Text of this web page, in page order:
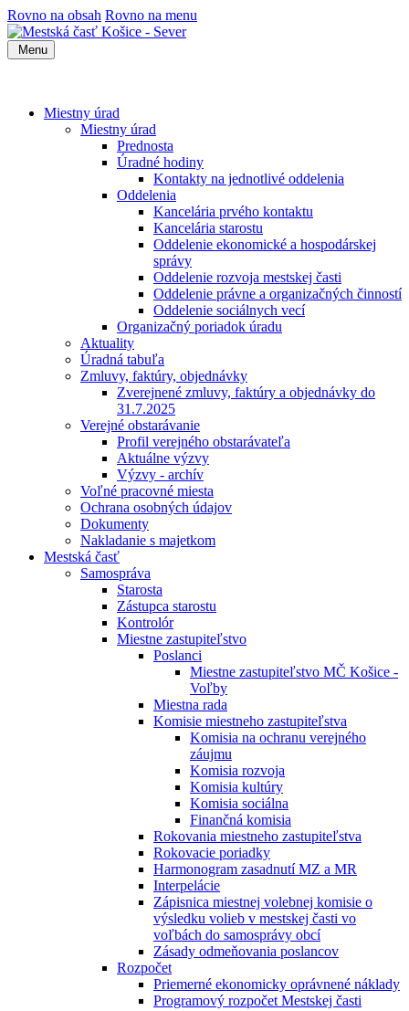
Rovno na obsah Rovno na menu
Menu
Miestny úrad
Miestny úrad
Prednosta
Úradné hodiny
Kontakty na jednotlivé oddelenia
Oddelenia
Kancelária prvého kontaktu
Kancelária starostu
Oddelenie ekonomické a hospodárskej
správy
Oddelenie rozvoja mestskej časti
Oddelenie právne a organizačných činností
Oddelenie sociálnych vecí
Organizačný poriadok úradu
Aktuality
Úradná tabuľa
Zmluvy, faktúry, objednávky
Zverejnené zmluvy, faktúry a objednávky do
31.7.2025
Verejné obstarávanie
Profil verejného obstarávateľa
Aktuálne výzvy
Výzvy - archív
Voľné pracovné miesta
Ochrana osobných údajov
Dokumenty
Nakladanie s majetkom
Mestská časť
Samospráva
Starosta
Zástupca starostu
Kontrolór
Miestne zastupiteľstvo
Poslanci
Miestne zastupiteľstvo MČ Košice -
Voľby
Miestna rada
Komisie miestneho zastupiteľstva
Komisia na ochranu verejného
záujmu
Komisia rozvoja
Komisia kultúry
Komisia sociálna
Finančná komisia
Rokovania miestneho zastupiteľstva
Rokovacie poriadky
Harmonogram zasadnutí MZ a MR
Interpelácie
Zápisnica miestnej volebnej komisie o
výsledku volieb v mestskej časti vo
voľbách do samosprávy obcí
Zásady odmeňovania poslancov
Rozpočet
Priemerné ekonomicky oprávnené náklady
Programový rozpočet Mestskej časti